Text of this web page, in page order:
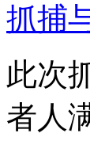
抓捕
此次
者人